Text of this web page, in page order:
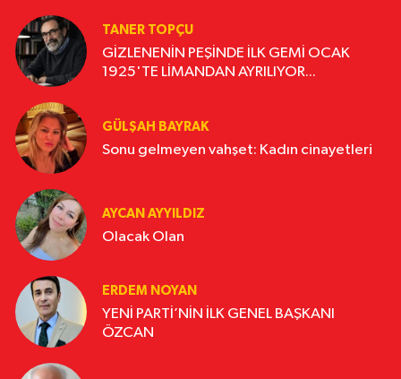
TANER TOPÇU
GİZLENENİN PEŞİNDE İLK GEMİ OCAK
1925'TE LİMANDAN AYRILIYOR...
GÜLŞAH BAYRAK
Sonu gelmeyen vahşet: Kadın cinayetleri
AYCAN AYYILDIZ
Olacak Olan
ERDEM NOYAN
YENİ PARTİ’NİN İLK GENEL BAŞKANI
ÖZCAN